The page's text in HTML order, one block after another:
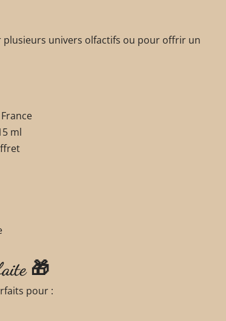
univers olfactifs ou pour offrir un
ml
🎁
pour :